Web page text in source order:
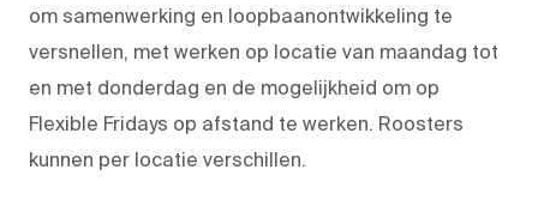
om samenwerking en loopbaanontwikkeling te
versnellen, met werken op locatie van maandag tot
en met donderdag en de mogelijkheid om op
Flexible Fridays op afstand te werken. Roosters
kunnen per locatie verschillen.